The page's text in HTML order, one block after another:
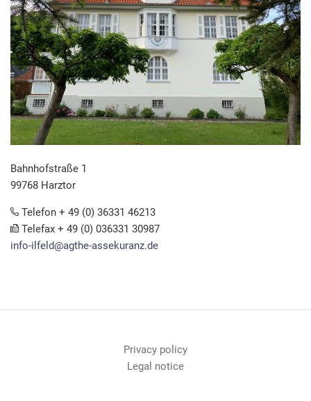
Bahnhofstraße 1
99768 Harztor
Telefon + 49 (0) 36331 46213
Telefax + 49 (0) 036331 30987
info-ilfeld@agthe-assekuranz.de
Privacy policy
Legal notice